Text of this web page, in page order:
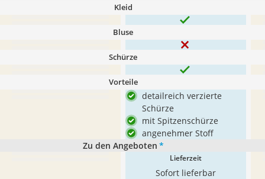
Kleid
Bluse
Schürze
Vorteile
detailreich verzierte
Schürze
mit Spitzenschürze
angenehmer Stoff
Zu den Angeboten *
Lieferzeit
Sofort lieferbar